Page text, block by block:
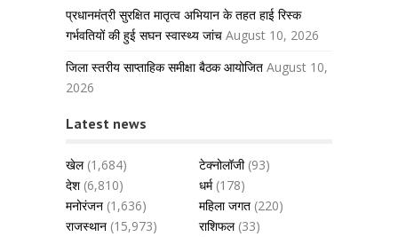
प्रधानमंत्री सुरक्षित मातृत्व अभियान के तहत हाई रिस्क
गर्भवतियों की हुई सघन स्वास्थ्य जांच August 10, 2026
जिला स्तरीय साप्ताहिक समीक्षा बैठक आयोजित August 10,
2026
Latest news
खेल(1,684) टेक्नोलॉजी(93)
देश(6,810) धर्म(178)
मनोरंजन (1,636) महिला जगत (220)
राजस्थान (15,973) राशिफल(33)